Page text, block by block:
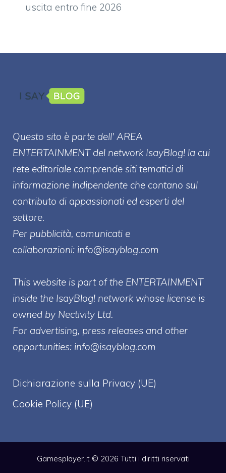
uscita entro fine 2026
Questo sito è parte dell' AREA
ENTERTAINMENT del network IsayBlog! la cui
rete editoriale comprende siti tematici di
informazione indipendente che contano sul
contributo di appassionati ed esperti del
settore.
Per pubblicità, comunicati e
collaborazioni: info@isayblog.com
This website is part of the ENTERTAINMENT
inside the IsayBlog! network whose license is
owned by Nectivity Ltd.
For advertising, press releases and other
opportunities: info@isayblog.com
Dichiarazione sulla Privacy (UE)
Cookie Policy (UE)
Gamesplayer.it © 2026 Tutti i diritti riservati